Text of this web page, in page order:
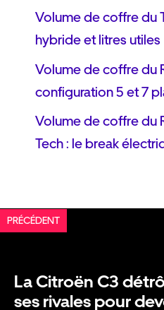
Volume de coffre du
hybride et litres utiles
Volume de coffre du
configuration 5 et 7
Volume de coffre du
Tech : le break
PRÉCÉDENT
La Citroën C3
ses rivales pour